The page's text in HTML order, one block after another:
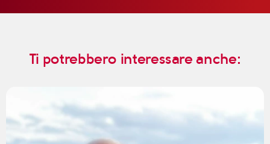
Ti potrebbero interessare anche: